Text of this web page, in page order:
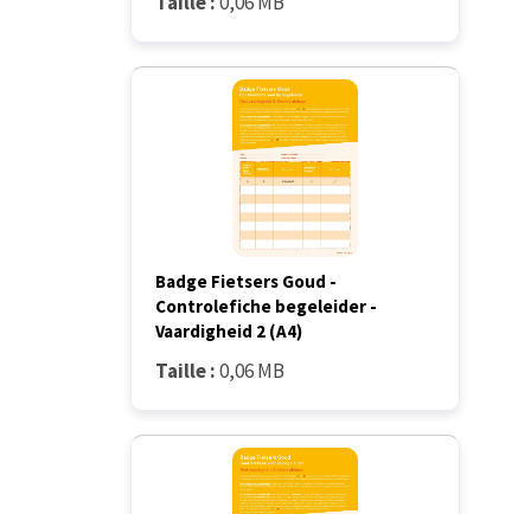
Badge Fietsers Goud -
Controlefiche begeleider -
Vaardigheid 2 (A4)
Taille :0,06 MB